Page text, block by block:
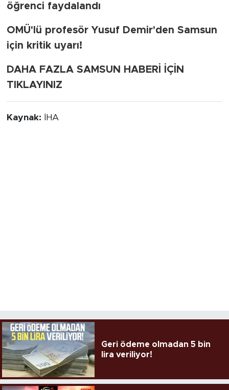
öğrenci faydalandı
OMÜ'lü profesör Yusuf Demir'den Samsun
için kritik uyarı!
DAHA FAZLA SAMSUN HABERİ İÇİN
TIKLAYINIZ
Kaynak: İHA
Geri ödeme olmadan 5 bin
lira veriliyor!